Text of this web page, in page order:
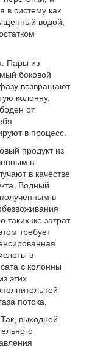
в систему как
водой,
Пары из
боковой
возвращают
колонну,
от
в процесс.
продукт из
в
в качестве
Водный
в
таких же затрат
требует
в
с колонны
этих
потока.
выходной